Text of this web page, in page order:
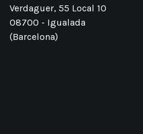
Verdaguer, 55 Local 10
08700 - Igualada
(Barcelona)